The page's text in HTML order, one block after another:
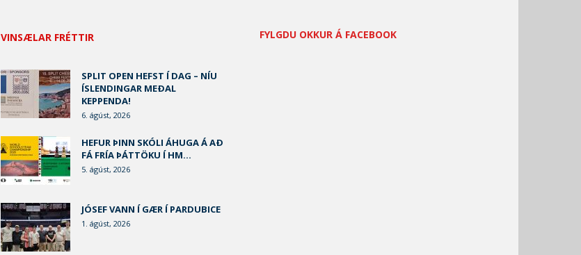
VINSÆLAR FRÉTTIR
SPLIT OPEN HEFST Í DAG – NÍU
ÍSLENDINGAR MEÐAL
KEPPENDA!
6. ágúst, 2026
HEFUR ÞINN SKÓLI ÁHUGA Á AÐ
FÁ FRÍA ÞÁTTÖKU Í HM...
5. ágúst, 2026
JÓSEF VANN Í GÆR Í PARDUBICE
1. ágúst, 2026
FYLGDU OKKUR Á FACEBOOK